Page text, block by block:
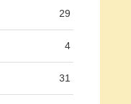
29
4
31